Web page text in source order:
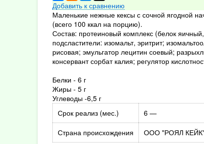
Добавить к сравнению
Маленькие нежные кексы с сочной ягодной
(всего 100 ккал на порцию).
Состав: протеиновый комплекс (белок
подсластители: изомальт, эритрит;
рисовая; эмульгатор лецитин соевый;
консервант сорбат калия; регулятор
Белки - 6 г
Жиры - 5 г
Углеводы -6,5 г
Срок реализ (мес.)
6 —
Страна происхождения
ООО "РОЯЛ